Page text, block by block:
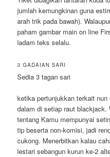
jumlah kemungkinan guna
arah trik pada bawah).
paham gambar main on line
ladam teks selalu.
3 GADAIAN SARI
Sedia 3 tagan sari
ketika pertunjukkan terkait
dalam di setiap raut blackjack.
tentang Kamu mempunyai
tip beserta non-komisi, jadi
cukong. Menerbitkan kalau
lestari sebangun kurun ke-2